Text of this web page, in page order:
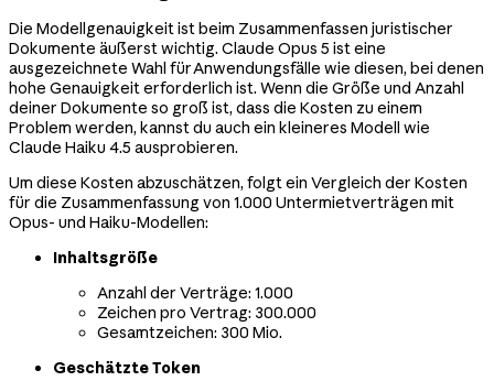
Die Modellgenauigkeit ist beim Zusammenfassen juristischer
Dokumente äußerst wichtig. Claude Opus 5 ist eine
ausgezeichnete Wahl für Anwendungsfälle wie diesen, bei denen
hohe Genauigkeit erforderlich ist. Wenn die Größe und Anzahl
deiner Dokumente so groß ist, dass die Kosten zu einem
Problem werden, kannst du auch ein kleineres Modell wie
Claude Haiku 4.5 ausprobieren.
Um diese Kosten abzuschätzen, folgt ein Vergleich der Kosten
für die Zusammenfassung von 1.000 Untermietverträgen mit
Opus- und Haiku-Modellen:
Inhaltsgröße
Anzahl der Verträge: 1.000
Zeichen pro Vertrag: 300.000
Gesamtzeichen: 300 Mio.
Geschätzte Token